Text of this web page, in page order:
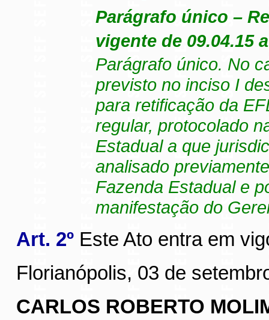
Parágrafo único –
vigente de 09.04.15
Parágrafo único. No
previsto no inciso I
para retificação da
regular, protocolado
Estadual a que
analisado
Fazenda Estadual e
manifestação do
Art. 2ºEste Ato entra em
Florianópolis, 03 de
CARLOS ROBERTO